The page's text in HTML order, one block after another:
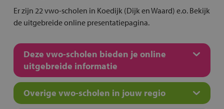
Er zijn 22 vwo-scholen in Koedijk (Dijk en Waard) e.o. Bekijk
de uitgebreide online presentatiepagina.
Deze vwo-scholen bieden je online
uitgebreide informatie
Overige vwo-scholen in jouw regio